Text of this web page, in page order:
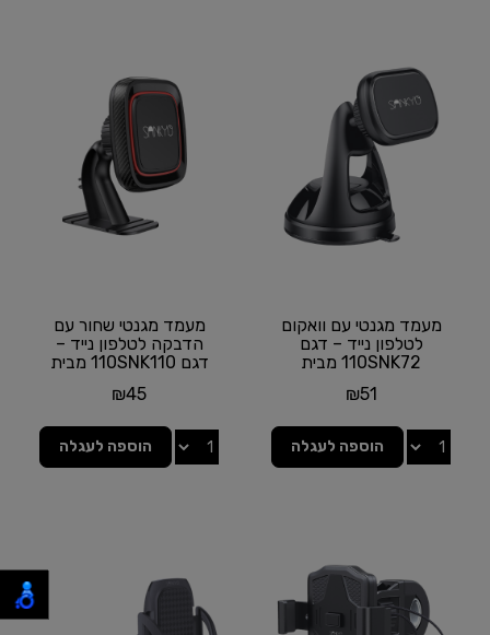
מעמד מגנטי עם וואקום
לטלפון נייד – דגם
110SNK72 מבית
₪51
הוספה לעגלה
מעמד מגנטי שחור עם
הדבקה לטלפון נייד –
דגם 110SNK110 מבית
₪45
הוספה לעגלה